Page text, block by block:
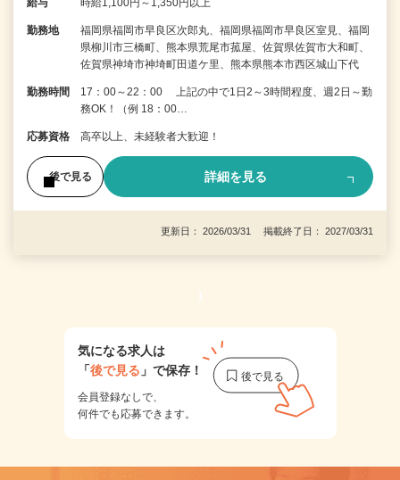
勤務地
福岡県福岡市早良区次郎丸、福岡県福岡市早良区室見、福岡
県柳川市三橋町、熊本県荒尾市菰屋、佐賀県佐賀市大和町、
佐賀県神埼市神埼町田道ケ里、熊本県熊本市西区城山下代
勤務時間
17：00～22：00 上記の中で1日2～3時間程度、週2日～勤
務OK！（例 18：00…
応募資格 高卒以上、未経験者大歓迎！
後で見る 詳細を見る
更新日： 2026/03/31 掲載終了日： 2027/03/31
1
気になる求人は
「後で見る 」で保存！
会員登録なしで、
何件でも応募できます。